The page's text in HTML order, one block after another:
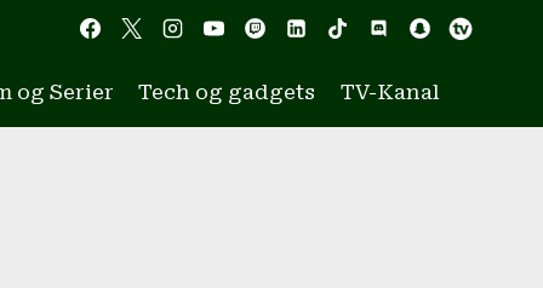
og Serier Tech og gadgets TV-Kanal